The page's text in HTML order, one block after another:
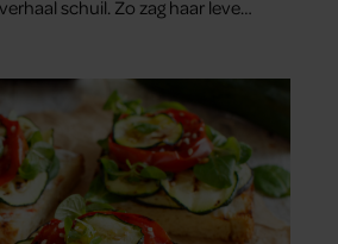
schuil. Zo zag haar leven